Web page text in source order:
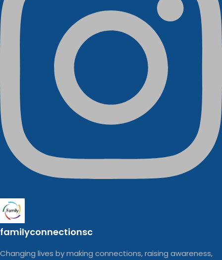
familyconnectionsc
Changing lives by making connections, raising awareness,